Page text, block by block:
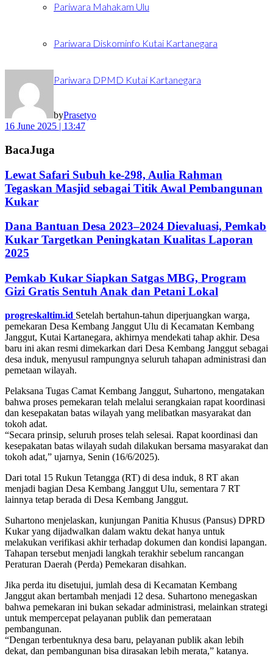
Pariwara Mahakam Ulu
Pariwara Diskominfo Kutai Kartanegara
Pariwara DPMD Kutai Kartanegara
byPrasetyo
16 June 2025 | 13:47
BacaJuga
Lewat Safari Subuh ke-298, Aulia Rahman
Tegaskan Masjid sebagai Titik Awal Pembangunan
Kukar
Dana Bantuan Desa 2023–2024 Dievaluasi, Pemkab
Kukar Targetkan Peningkatan Kualitas Laporan
2025
Pemkab Kukar Siapkan Satgas MBG, Program
Gizi Gratis Sentuh Anak dan Petani Lokal
progreskaltim.id Setelah bertahun-tahun diperjuangkan warga,
pemekaran Desa Kembang Janggut Ulu di Kecamatan Kembang
Janggut, Kutai Kartanegara, akhirnya mendekati tahap akhir. Desa
baru ini akan resmi dimekarkan dari Desa Kembang Janggut sebagai
desa induk, menyusul rampungnya seluruh tahapan administrasi dan
pemetaan wilayah.
Pelaksana Tugas Camat Kembang Janggut, Suhartono, mengatakan
bahwa proses pemekaran telah melalui serangkaian rapat koordinasi
dan kesepakatan batas wilayah yang melibatkan masyarakat dan
tokoh adat.
“Secara prinsip, seluruh proses telah selesai. Rapat koordinasi dan
kesepakatan batas wilayah sudah dilakukan bersama masyarakat dan
tokoh adat,” ujarnya, Senin (16/6/2025).
Dari total 15 Rukun Tetangga (RT) di desa induk, 8 RT akan
menjadi bagian Desa Kembang Janggut Ulu, sementara 7 RT
lainnya tetap berada di Desa Kembang Janggut.
Suhartono menjelaskan, kunjungan Panitia Khusus (Pansus) DPRD
Kukar yang dijadwalkan dalam waktu dekat hanya untuk
melakukan verifikasi akhir terhadap dokumen dan kondisi lapangan.
Tahapan tersebut menjadi langkah terakhir sebelum rancangan
Peraturan Daerah (Perda) Pemekaran disahkan.
Jika perda itu disetujui, jumlah desa di Kecamatan Kembang
Janggut akan bertambah menjadi 12 desa. Suhartono menegaskan
bahwa pemekaran ini bukan sekadar administrasi, melainkan strategi
untuk mempercepat pelayanan publik dan pemerataan
pembangunan.
“Dengan terbentuknya desa baru, pelayanan publik akan lebih
dekat, dan pembangunan bisa dirasakan lebih merata,” katanya.